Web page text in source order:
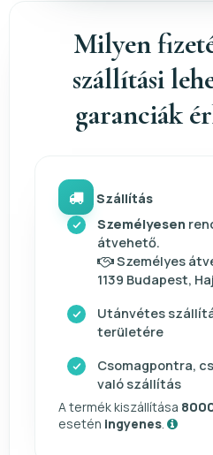
Milyen
szállítási
garanciák
Szállítás
Személyesen
átvehető.
Személyes
1139 Budapest,
Utánvétes
területére
Csomagpontra,
való szállítás
A termék kiszállítása
esetén ingyenes.